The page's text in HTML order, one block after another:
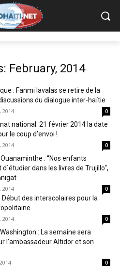
February, 2014
: Fanmi lavalas se retire de la
du dialogue inter-haïtie
2014 0
national: 21 février 2014 la date
le coup d’envoi !
2014 0
: “Nos enfants
dans les livres de Trujillo“,
2014 0
Début des interscolaires pour la
2014 0
: La semaine sera
l’ambassadeur Altidor et son
0